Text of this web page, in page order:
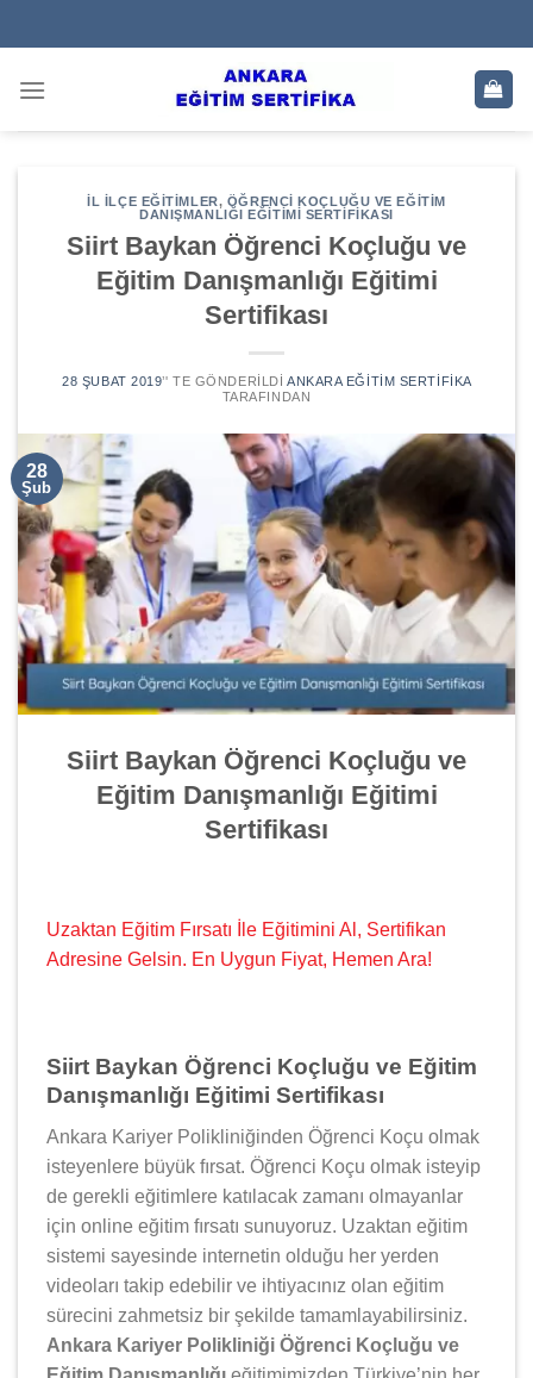
to
İL İLÇE EĞITIMLER, ÖĞRENCI KOÇLUĞU VE EĞITIM
DANIŞMANLIĞI EĞITIMI SERTIFIKASI
Siirt Baykan Öğrenci Koçluğu ve
Eğitim Danışmanlığı Eğitimi
Sertifikası
28 ŞUBAT 2019’' TE GÖNDERILDI ANKARA EĞITIM SERTIFIKA
TARAFINDAN
28
Şub
Siirt Baykan Öğrenci Koçluğu ve
Eğitim Danışmanlığı Eğitimi
Sertifikası
Uzaktan Eğitim Fırsatı İle Eğitimini Al, Sertifikan
Adresine Gelsin. En Uygun Fiyat, Hemen Ara!
Siirt Baykan Öğrenci Koçluğu ve Eğitim
Danışmanlığı Eğitimi Sertifikası
Ankara Kariyer Polikliniğinden Öğrenci Koçu olmak
isteyenlere büyük fırsat. Öğrenci Koçu olmak isteyip
de gerekli eğitimlere katılacak zamanı olmayanlar
için online eğitim fırsatı sunuyoruz. Uzaktan eğitim
sistemi sayesinde internetin olduğu her yerden
videoları takip edebilir ve ihtiyacınız olan eğitim
sürecini zahmetsiz bir şekilde tamamlayabilirsiniz.
Ankara Kariyer Polikliniği Öğrenci Koçluğu ve